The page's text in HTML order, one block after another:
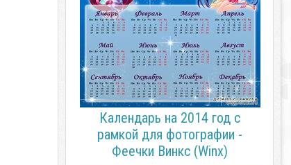
Календарь на 2014 год с
рамкой для фотографии -
Феечки Винкс (Winx)